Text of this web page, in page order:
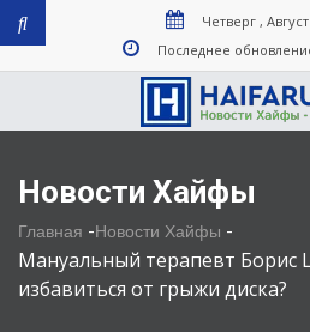
Четверг ,
Последнее
Новости Хайфы
Главная -Новости Хайфы -
Мануальный терапевт Борис
избавиться от грыжи диска?